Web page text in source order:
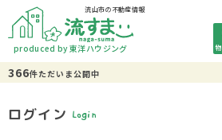
流山市の不動産情報
produced by 東洋ハウジング
366件ただいま公開中
ログイン Login